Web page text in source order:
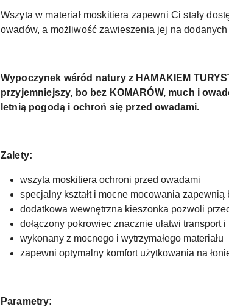
Wszyta w materiał moskitiera zapewni Ci stały
owadów, a możliwość zawieszenia jej na
Wypoczynek wśród natury z HAMAKIEM
przyjemniejszy, bo bez KOMARÓW, much i
letnią pogodą i ochroń się przed owadami.
Zalety:
wszyta moskitiera ochroni przed owadami
specjalny kształt i mocne mocowania zapewnią
dodatkowa wewnętrzna kieszonka pozwoli
dołączony pokrowiec znacznie ułatwi transport
wykonany z mocnego i wytrzymałego materiału
zapewni optymalny komfort użytkowania na
Parametry: